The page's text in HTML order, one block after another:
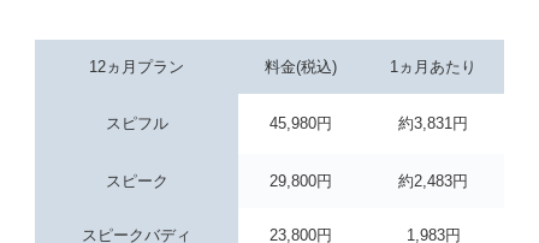
12ヵ月プラン 料金(税込) 1ヵ月あたり
スピフル 45,980円 約3,831円
スピーク 29,800円 約2,483円
スピークバディ 23,800円 1,983円